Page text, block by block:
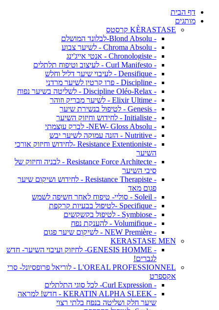
דף הבית
מותגים
KÈRASTASE קרסטס
- Blond Absolu-לבלונד המושלם
- Chroma Absolu - לשיער צבוע
- Chronologiste - אנטי אייג'ינג
- Curl Manifesto - לעיצוב וטיפוח תלתלים
- Densifique - לעיבוי שיער דליל וחלש
- Discipline - פרו קרטין לשיער מרדני
- Discipline Oléo-Relax - לשליטה בשיער נפוח
- Elixir Ultime - לשיער מבריק וזוהר
- Genesis - לטיפול בנשירת שיער
- Initialiste - לחידוש וחיזוק השיער
- NEW- Gloss Absolu- לברק עוצמתי
- Nutritive - הזנה עמוקה לשיער יבש
- Resistance Extentioniste -לחידוש וחיזוק אורכי
השיער
- Resistance Force Architecte - לבניה וחיזוק של
סיבי השיער
- Resistance Therapiste - לחידוש ושיקום שיער
פגום מאד
- Soleil - סוליי- טיפוח לאחר חשיפה לשמש
- Specifique -לטיפול בבעיות קרקפת
- Symbiose - לטיפול בקשקשים
- Volumifique - להענקת נפח
- NEW Première - לשיקום שיער פגום
KERASTASE MEN
- GENESIS HOMME- לחיזוק ועיבוי השיער- חדש
לגברים!
L'OREAL PROFESSIONNEL - לוריאל פרופסיונל- סרי
אקספרט
- Curl Expression- לכל סוגי התלתלים
- KERATIN ALPHA SLEEK - חדש! למראה
שיער חלק ושליטה בנפח בלתי רצוי